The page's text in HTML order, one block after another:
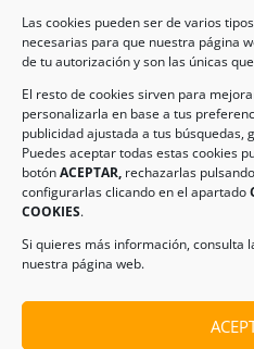
Las cookies pueden ser de varios
necesarias para que nuestra página
de tu autorización y son las únicas
El resto de cookies sirven para
personalizarla en base a tus
publicidad ajustada a tus búsquedas,
Puedes aceptar todas estas cookies
botónACEPTAR, rechazarlas
configurarlas clicando en el apartado
COOKIES.
Si quieres más información, consulta
nuestra página web.
Legal
POLÍTICA DE PROTECCIÓN